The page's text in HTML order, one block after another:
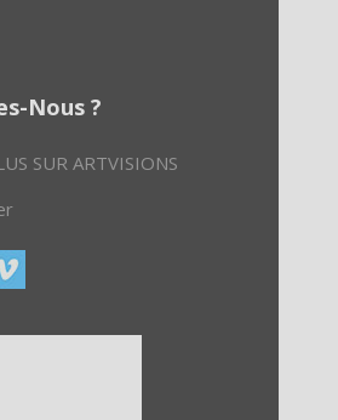
Nous ?
SUR ARTVISIONS